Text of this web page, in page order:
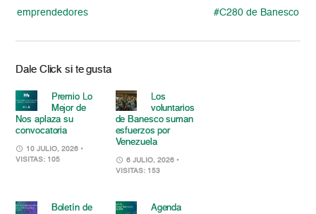
emprendedores
#C280 de Banesco
Dale Click si te gusta
Premio Lo
Mejor de
Nos aplaza su
convocatoria
10 JULIO, 2026 •
VISITAS: 105
Los
voluntarios
de Banesco suman
esfuerzos por
Venezuela
6 JULIO, 2026 •
VISITAS: 153
Boletín de
Agenda